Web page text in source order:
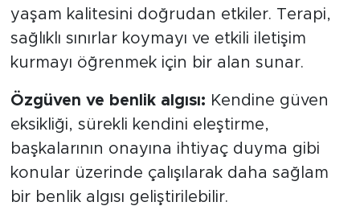
yaşam kalitesini doğrudan etkiler. Terapi,
sağlıklı sınırlar koymayı ve etkili iletişim
kurmayı öğrenmek için bir alan sunar.
Özgüven ve benlik algısı: Kendine güven
eksikliği, sürekli kendini eleştirme,
başkalarının onayına ihtiyaç duyma gibi
konular üzerinde çalışılarak daha sağlam
bir benlik algısı geliştirilebilir.